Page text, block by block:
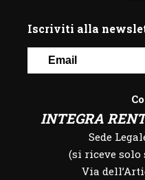
Iscriviti alla
INTEGRA
Sede
(si riceve solo
Via